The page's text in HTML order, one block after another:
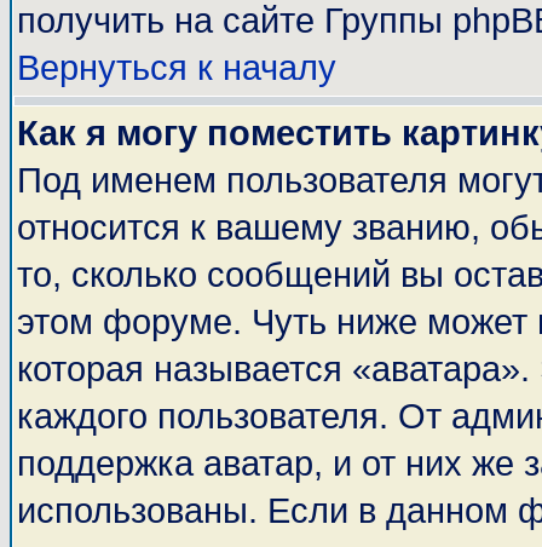
получить на сайте Группы
Вернуться к началу
Как я могу поместить
Под именем пользователя
относится к вашему званию,
то, сколько сообщений вы
этом форуме. Чуть ниже может
которая называется
каждого пользователя. От
поддержка аватар, и от них же
использованы. Если в данном